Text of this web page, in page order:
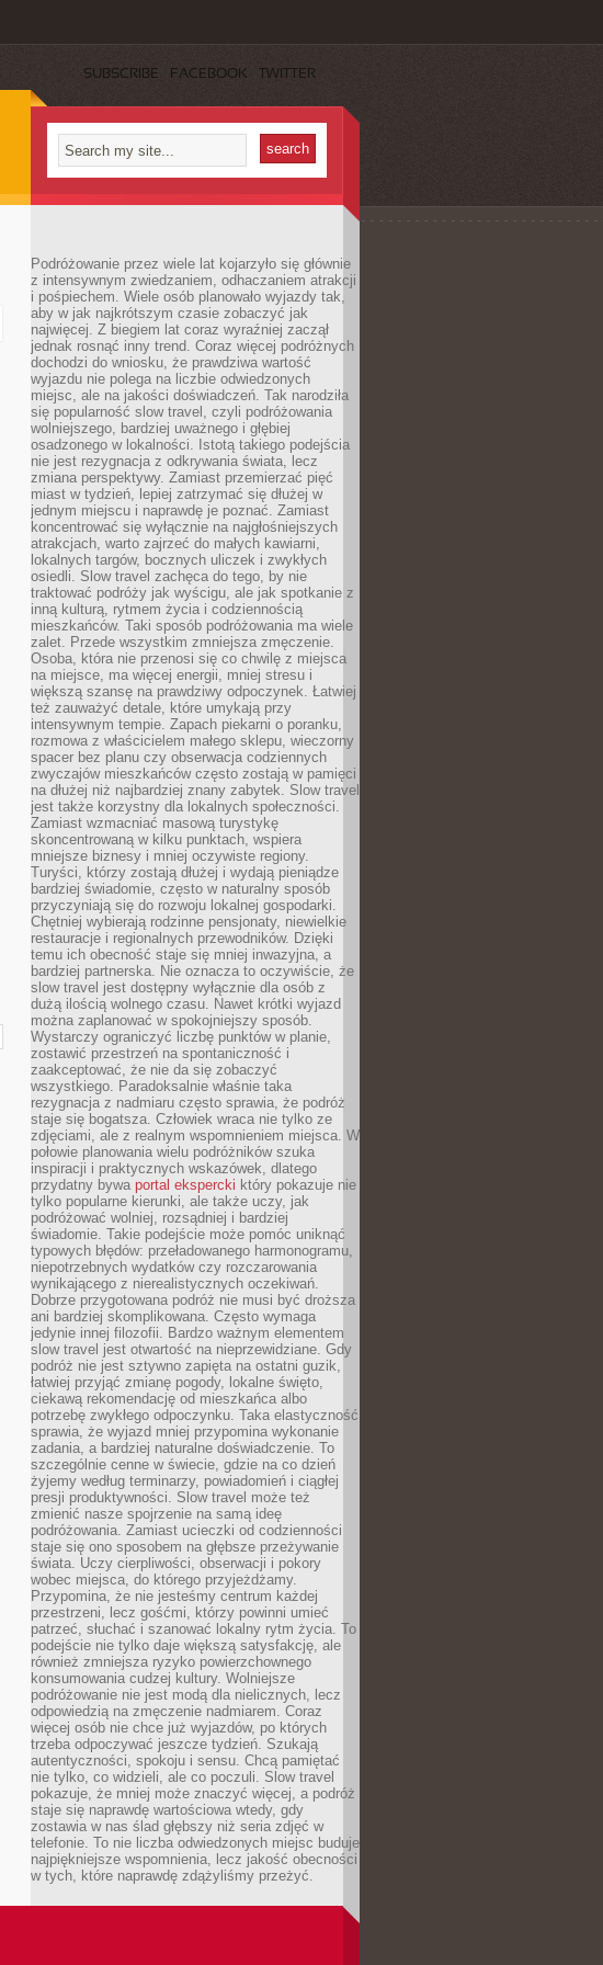
SUBSCRIBE FACEBOOK TWITTER
Podróżowanie przez wiele lat kojarzyło się głównie
z intensywnym zwiedzaniem, odhaczaniem atrakcji
i pośpiechem. Wiele osób planowało wyjazdy tak,
aby w jak najkrótszym czasie zobaczyć jak
najwięcej. Z biegiem lat coraz wyraźniej zaczął
jednak rosnąć inny trend. Coraz więcej podróżnych
dochodzi do wniosku, że prawdziwa wartość
wyjazdu nie polega na liczbie odwiedzonych
miejsc, ale na jakości doświadczeń. Tak narodziła
się popularność slow travel, czyli podróżowania
wolniejszego, bardziej uważnego i głębiej
osadzonego w lokalności. Istotą takiego podejścia
nie jest rezygnacja z odkrywania świata, lecz
zmiana perspektywy. Zamiast przemierzać pięć
miast w tydzień, lepiej zatrzymać się dłużej w
jednym miejscu i naprawdę je poznać. Zamiast
koncentrować się wyłącznie na najgłośniejszych
atrakcjach, warto zajrzeć do małych kawiarni,
lokalnych targów, bocznych uliczek i zwykłych
osiedli. Slow travel zachęca do tego, by nie
traktować podróży jak wyścigu, ale jak spotkanie z
inną kulturą, rytmem życia i codziennością
mieszkańców. Taki sposób podróżowania ma wiele
zalet. Przede wszystkim zmniejsza zmęczenie.
Osoba, która nie przenosi się co chwilę z miejsca
na miejsce, ma więcej energii, mniej stresu i
większą szansę na prawdziwy odpoczynek. Łatwiej
też zauważyć detale, które umykają przy
intensywnym tempie. Zapach piekarni o poranku,
rozmowa z właścicielem małego sklepu, wieczorny
spacer bez planu czy obserwacja codziennych
zwyczajów mieszkańców często zostają w pamięci
na dłużej niż najbardziej znany zabytek. Slow travel
jest także korzystny dla lokalnych społeczności.
Zamiast wzmacniać masową turystykę
skoncentrowaną w kilku punktach, wspiera
mniejsze biznesy i mniej oczywiste regiony.
Turyści, którzy zostają dłużej i wydają pieniądze
bardziej świadomie, często w naturalny sposób
przyczyniają się do rozwoju lokalnej gospodarki.
Chętniej wybierają rodzinne pensjonaty, niewielkie
restauracje i regionalnych przewodników. Dzięki
temu ich obecność staje się mniej inwazyjna, a
bardziej partnerska. Nie oznacza to oczywiście, że
slow travel jest dostępny wyłącznie dla osób z
dużą ilością wolnego czasu. Nawet krótki wyjazd
można zaplanować w spokojniejszy sposób.
Wystarczy ograniczyć liczbę punktów w planie,
zostawić przestrzeń na spontaniczność i
zaakceptować, że nie da się zobaczyć
wszystkiego. Paradoksalnie właśnie taka
rezygnacja z nadmiaru często sprawia, że podróż
staje się bogatsza. Człowiek wraca nie tylko ze
zdjęciami, ale z realnym wspomnieniem miejsca. W
połowie planowania wielu podróżników szuka
inspiracji i praktycznych wskazówek, dlatego
przydatny bywa portal ekspercki który pokazuje nie
tylko popularne kierunki, ale także uczy, jak
podróżować wolniej, rozsądniej i bardziej
świadomie. Takie podejście może pomóc uniknąć
typowych błędów: przeładowanego harmonogramu,
niepotrzebnych wydatków czy rozczarowania
wynikającego z nierealistycznych oczekiwań.
Dobrze przygotowana podróż nie musi być droższa
ani bardziej skomplikowana. Często wymaga
jedynie innej filozofii. Bardzo ważnym elementem
slow travel jest otwartość na nieprzewidziane. Gdy
podróż nie jest sztywno zapięta na ostatni guzik,
łatwiej przyjąć zmianę pogody, lokalne święto,
ciekawą rekomendację od mieszkańca albo
potrzebę zwykłego odpoczynku. Taka elastyczność
sprawia, że wyjazd mniej przypomina wykonanie
zadania, a bardziej naturalne doświadczenie. To
szczególnie cenne w świecie, gdzie na co dzień
żyjemy według terminarzy, powiadomień i ciągłej
presji produktywności. Slow travel może też
zmienić nasze spojrzenie na samą ideę
podróżowania. Zamiast ucieczki od codzienności
staje się ono sposobem na głębsze przeżywanie
świata. Uczy cierpliwości, obserwacji i pokory
wobec miejsca, do którego przyjeżdżamy.
Przypomina, że nie jesteśmy centrum każdej
przestrzeni, lecz gośćmi, którzy powinni umieć
patrzeć, słuchać i szanować lokalny rytm życia. To
podejście nie tylko daje większą satysfakcję, ale
również zmniejsza ryzyko powierzchownego
konsumowania cudzej kultury. Wolniejsze
podróżowanie nie jest modą dla nielicznych, lecz
odpowiedzią na zmęczenie nadmiarem. Coraz
więcej osób nie chce już wyjazdów, po których
trzeba odpoczywać jeszcze tydzień. Szukają
autentyczności, spokoju i sensu. Chcą pamiętać
nie tylko, co widzieli, ale co poczuli. Slow travel
pokazuje, że mniej może znaczyć więcej, a podróż
staje się naprawdę wartościowa wtedy, gdy
zostawia w nas ślad głębszy niż seria zdjęć w
telefonie. To nie liczba odwiedzonych miejsc buduje
najpiękniejsze wspomnienia, lecz jakość obecności
w tych, które naprawdę zdążyliśmy przeżyć.